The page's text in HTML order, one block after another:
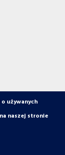
używanych
naszej stronie